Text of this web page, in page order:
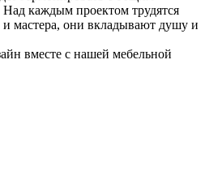
каждым проектом трудятся
мастера, они вкладывают душу и
вместе с нашей мебельной